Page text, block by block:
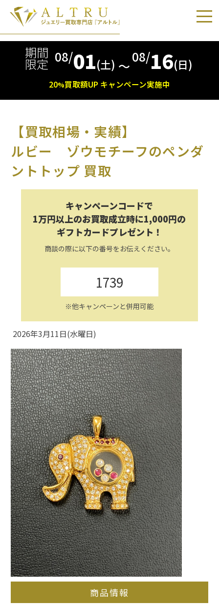
期間
限定 08/01(土) 〜
08/16(日)
20%買取額UP キャンペーン実施中
【買取相場・実績】
ルビー ゾウモチーフのペンダ
ントトップ 買取
キャンペーンコードで
1万円以上のお買取成立時に1,000円の
ギフトカードプレゼント！
商談の際に以下の番号をお伝えください。
1739
※他キャンペーンと併用可能
2026年3月11日(水曜日)
商品情報